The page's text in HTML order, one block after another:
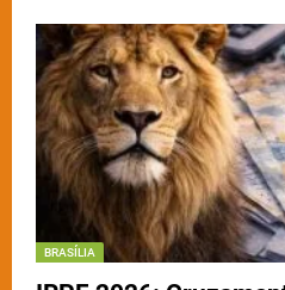
BRASÍLIA